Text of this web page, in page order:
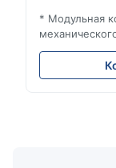
* Модульная
мА/HART®7,
монтажное